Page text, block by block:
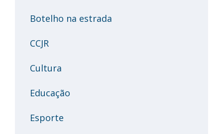
Botelho na estrada
CCJR
Cultura
Educação
Esporte